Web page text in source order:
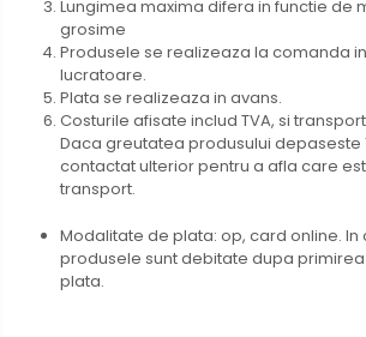
Lungimea maxima difera in functie de
grosime
Produsele se realizeaza la comanda
lucratoare.
Plata se realizeaza in avans.
Costurile afisate includ TVA, si
Daca greutatea produsului depaseste
contactat ulterior pentru a afla care
transport.
Modalitate de plata: op, card online. In
produsele sunt debitate dupa
plata.